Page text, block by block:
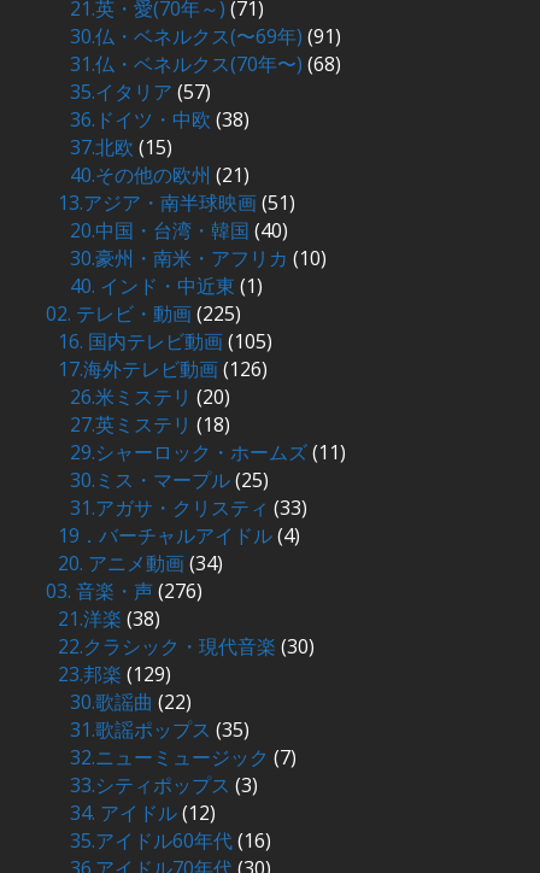
21.英・愛(70年～) (71)
30.仏・ベネルクス(〜69年) (91)
31.仏・ベネルクス(70年〜) (68)
35.イタリア (57)
36.ドイツ・中欧 (38)
37.北欧 (15)
40.その他の欧州 (21)
13.アジア・南半球映画(51)
20.中国・台湾・韓国 (40)
30.豪州・南米・アフリカ (10)
40. インド・中近東 (1)
02. テレビ・動画(225)
16. 国内テレビ動画(105)
17.海外テレビ動画(126)
26.米ミステリ (20)
27.英ミステリ (18)
29.シャーロック・ホームズ(11)
30.ミス・マープル(25)
31.アガサ・クリスティ (33)
19．バーチャルアイドル(4)
20. アニメ動画(34)
03. 音楽・声(276)
21.洋楽 (38)
22.クラシック・現代音楽 (30)
23.邦楽 (129)
30.歌謡曲 (22)
31.歌謡ポップス (35)
32.ニューミュージック (7)
33.シティポップス (3)
34. アイドル(12)
35.アイドル60年代(16)